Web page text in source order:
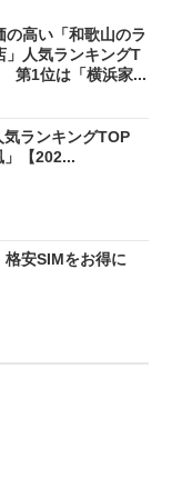
の高い「和歌山のラ
」人気ランキングT
第1位は「横浜家...
気ランキングTOP
【202...
安SIMをお得に